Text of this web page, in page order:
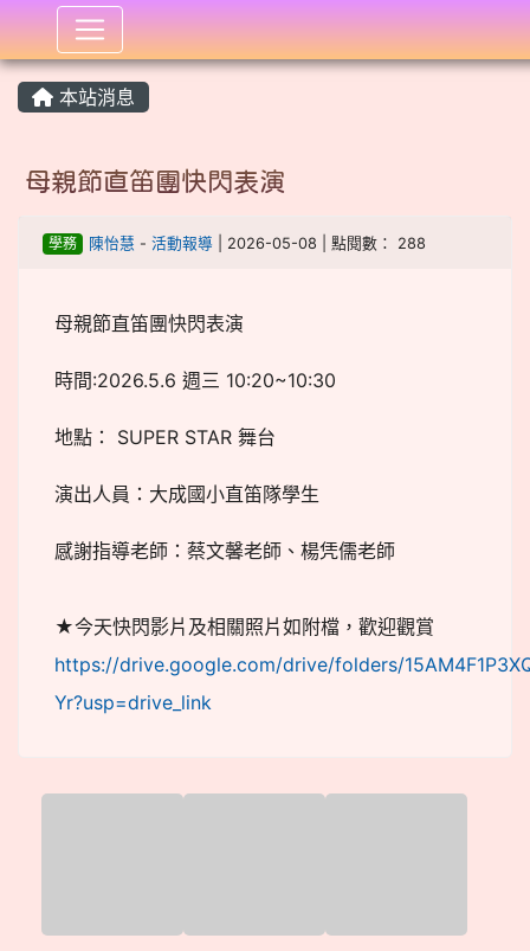
:::
本站消息
母親節直笛團快閃表演
學務 陳怡慧 - 活動報導| 2026-05-08 | 點閱數： 288
母親節直笛團快閃表演
時間:2026.5.6 週三 10:20~10:30
地點： SUPER STAR 舞台
演出人員：大成國小直笛隊學生
感謝指導老師：蔡文馨老師、楊凭儒老師
★今天快閃影片及相關照片如附檔，歡迎觀賞
https://drive.google.com/drive/folders/
Yr?usp=drive_link